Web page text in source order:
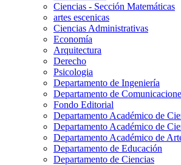
Ciencias - Sección Matemáticas
artes escenicas
Ciencias Administrativas
Economía
Arquitectura
Derecho
Psicologia
Departamento de Ingeniería
Departamento de
Fondo Editorial
Departamento Académico de
Departamento Académico de
Departamento Académico de
Departamento de Educación
Departamento de Ciencias